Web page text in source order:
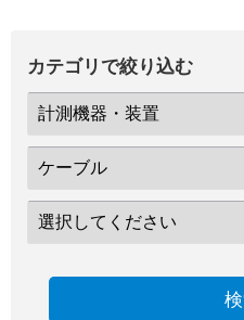
カテゴリで絞り込む